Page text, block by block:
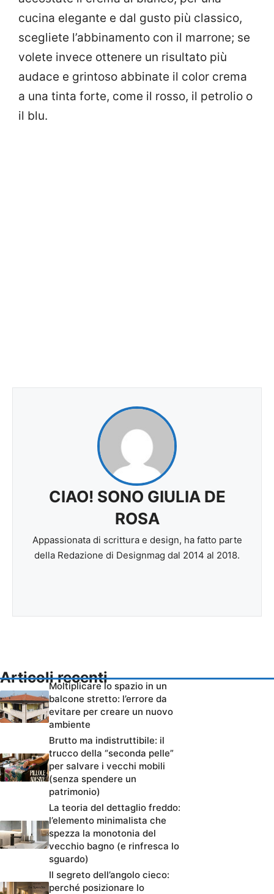
cucina elegante e dal gusto più classico,
scegliete l’abbinamento con il marrone; se
volete invece ottenere un risultato più
audace e grintoso abbinate il color crema
a una tinta forte, come il rosso, il petrolio o
il blu.
CIAO! SONO GIULIA DE
ROSA
Appassionata di scrittura e design, ha fatto parte
della Redazione di Designmag dal 2014 al 2018.
Articoli recenti
Moltiplicare lo spazio in un
balcone stretto: l’errore da
evitare per creare un nuovo
ambiente
Brutto ma indistruttibile: il
trucco della “seconda pelle”
per salvare i vecchi mobili
(senza spendere un
patrimonio)
La teoria del dettaglio freddo:
l’elemento minimalista che
spezza la monotonia del
vecchio bagno (e rinfresca lo
sguardo)
Il segreto dell’angolo cieco:
perché posizionare lo